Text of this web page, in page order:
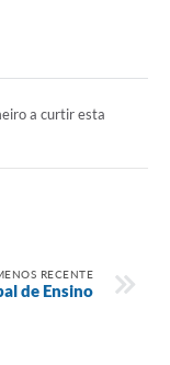
a curtir esta
RECENTE
de Ensino